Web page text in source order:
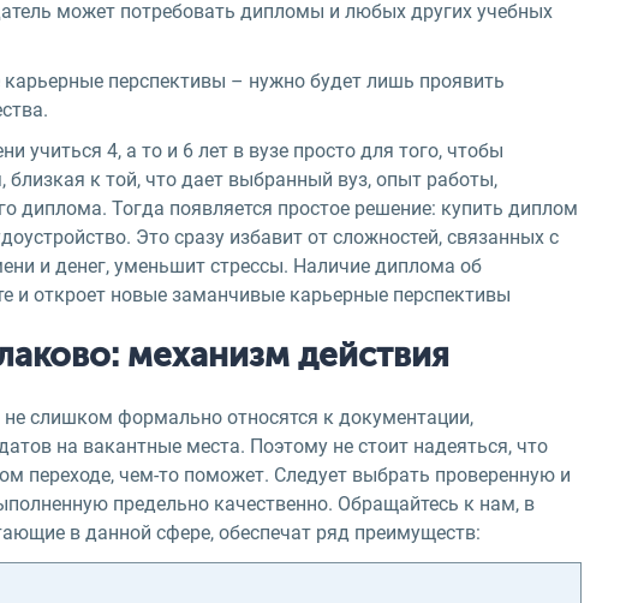
может потребовать дипломы и любых других учебных
перспективы – нужно будет лишь проявить
учиться 4, а то и 6 лет в вузе просто для того, чтобы
к той, что дает выбранный вуз, опыт работы,
диплома. Тогда появляется простое решение: купить диплом
Это сразу избавит от сложностей, связанных с
и денег, уменьшит стрессы. Наличие диплома об
и откроет новые заманчивые карьерные перспективы
механизм действия
слишком формально относятся к документации,
на вакантные места. Поэтому не стоит надеяться, что
переходе, чем-то поможет. Следует выбрать проверенную и
предельно качественно. Обращайтесь к нам, в
в данной сфере, обеспечат ряд преимуществ: